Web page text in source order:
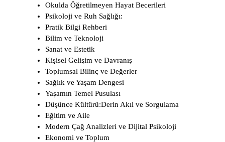
Okulda Öğretilmeyen Hayat Becerileri
Psikoloji ve Ruh Sağlığı:
Pratik Bilgi Rehberi
Bilim ve Teknoloji
Sanat ve Estetik
Kişisel Gelişim ve Davranış
Toplumsal Bilinç ve Değerler
Sağlık ve Yaşam Dengesi
Yaşamın Temel Pusulası
Düşünce Kültürü:Derin Akıl ve Sorgulama
Eğitim ve Aile
Modern Çağ Analizleri ve Dijital Psikoloji
Ekonomi ve Toplum